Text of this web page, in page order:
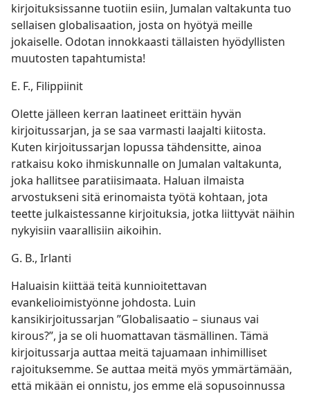
kirjoituksissanne tuotiin esiin, Jumalan valtakunta tuo
sellaisen globalisaation, josta on hyötyä meille
jokaiselle. Odotan innokkaasti tällaisten hyödyllisten
muutosten tapahtumista!
E. F., Filippiinit
Olette jälleen kerran laatineet erittäin hyvän
kirjoitussarjan, ja se saa varmasti laajalti kiitosta.
Kuten kirjoitussarjan lopussa tähdensitte, ainoa
ratkaisu koko ihmiskunnalle on Jumalan valtakunta,
joka hallitsee paratiisimaata. Haluan ilmaista
arvostukseni sitä erinomaista työtä kohtaan, jota
teette julkaistessanne kirjoituksia, jotka liittyvät näihin
nykyisiin vaarallisiin aikoihin.
G. B., Irlanti
Haluaisin kiittää teitä kunnioitettavan
evankelioimistyönne johdosta. Luin
kansikirjoitussarjan ”Globalisaatio – siunaus vai
kirous?”, ja se oli huomattavan täsmällinen. Tämä
kirjoitussarja auttaa meitä tajuamaan inhimilliset
rajoituksemme. Se auttaa meitä myös ymmärtämään,
että mikään ei onnistu, jos emme elä sopusoinnussa